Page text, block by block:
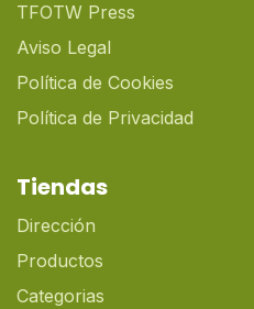
TFOTW Press
Aviso Legal
Política de Cookies
Política de Privacidad
Tiendas
Dirección
Productos
Categorias